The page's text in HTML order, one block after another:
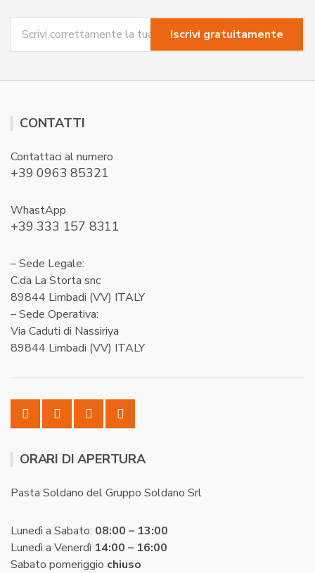
CONTATTI
Contattaci al numero
+39 0963 85321
WhastApp
+39 333 157 8311
– Sede Legale:
C.da La Storta snc
89844 Limbadi (VV) ITALY
– Sede Operativa:
Via Caduti di Nassiriya
89844 Limbadi (VV) ITALY
ORARI DI APERTURA
Pasta Soldano del Gruppo Soldano Srl
Lunedì a Sabato: 08:00 – 13:00
Lunedì a Venerdì 14:00 – 16:00
Sabato pomeriggio chiuso